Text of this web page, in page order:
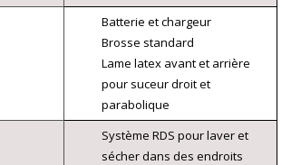
Batterie et chargeur
Brosse standard
Lame latex avant et arrière
pour suceur droit et
parabolique
Système RDS pour laver et
sécher dans des endroits